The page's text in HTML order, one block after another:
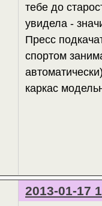
тебе до
увидела -
Пресс
спортом
каркас
2013-01-17